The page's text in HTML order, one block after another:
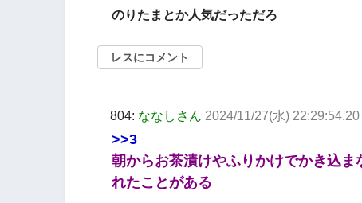
のりたまとか人気だっただろ
レスにコメント
804: ななしさん 2024/11/27(水)
>>3
朝からお茶漬けやふりかけでかき込
れたことがある